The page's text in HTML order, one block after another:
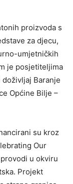
proizvoda s
za djecu,
umjetničkih
je posjetiteljima
Baranje
Općine Bilje –
su kroz
Our
u okviru
Projekt